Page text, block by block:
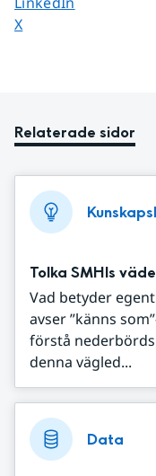
Dela sidan på
X
Relaterade sidor
Tolka SMHIs
Vad betyder
avser ”känns
förstå
denna vägled...
Data